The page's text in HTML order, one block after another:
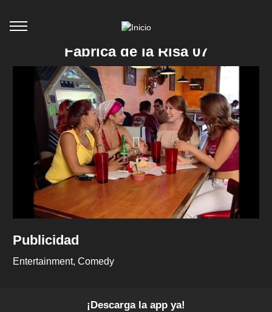
Fabrica de la Risa 07
Publicidad
Entertainment Comedy
¡Descarga la app ya!